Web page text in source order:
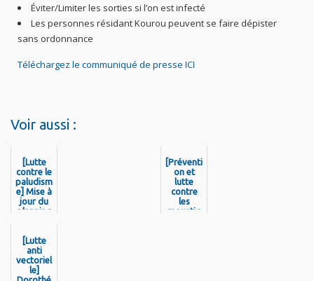
Éviter/Limiter les sorties si l’on est infecté
Les personnes résidant Kourou peuvent se faire dépister
sans ordonnance
Téléchargez le communiqué de presse ICI
Voir aussi :
[Lutte
contre le
paludism
e] Mise à
jour du
planning
s de la
baygonn
euse à
Saint-
[Préventi
on et
lutte
contre
les
moustiq
[Lutte
anti
vectoriel
le]